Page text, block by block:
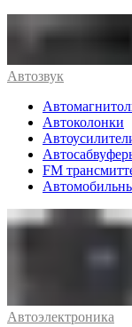
Автозвук
Автоколонки
FM
Автоэлектроника